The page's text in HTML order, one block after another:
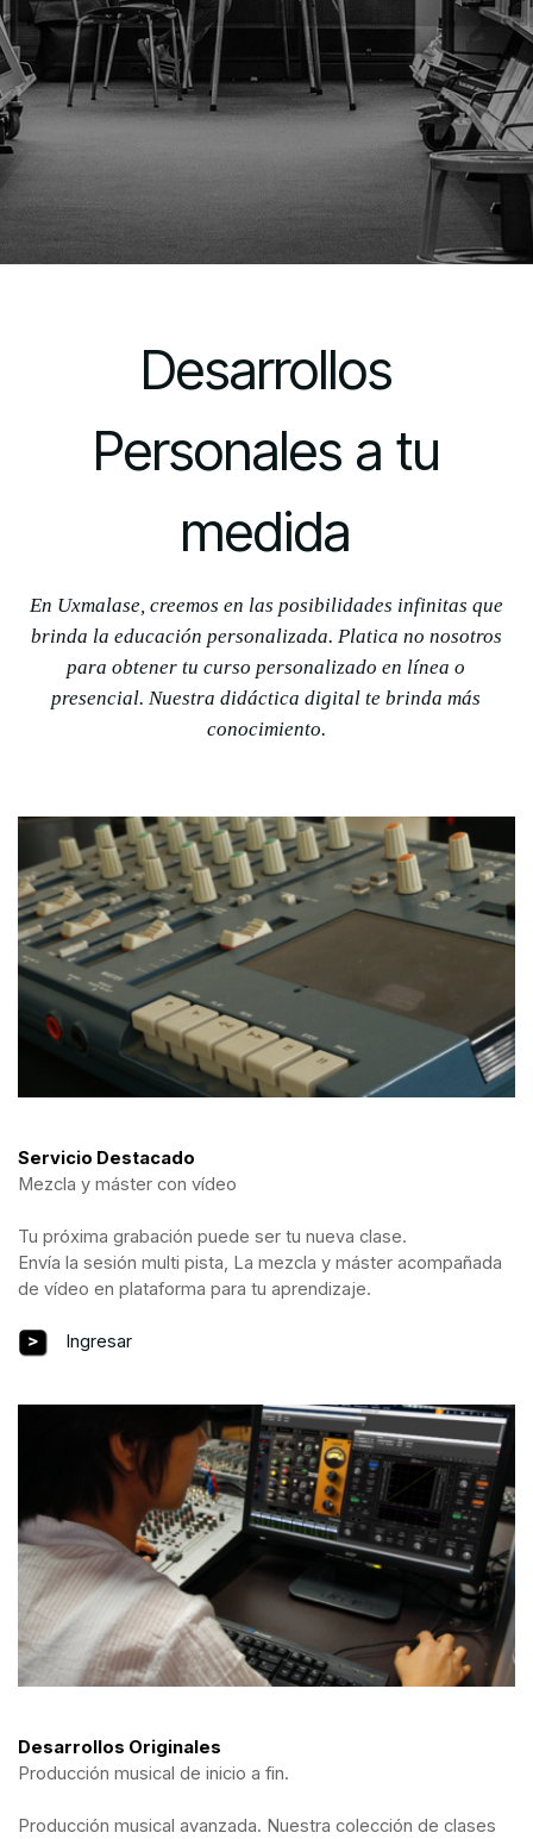
Desarrollos
Personales a tu
medida
En Uxmalase, creemos en las posibilidades infinitas que
brinda la educación personalizada. Platica no nosotros
para obtener tu curso personalizado en línea o
presencial. Nuestra didáctica digital te brinda más
conocimiento.
Servicio Destacado
Mezcla y máster con vídeo
Tu próxima grabación puede ser tu nueva clase.
Envía la sesión multi pista, La mezcla y máster acompañada
de vídeo en plataforma para tu aprendizaje.
Ingresar
Desarrollos Originales
Producción musical de inicio a fin.
Producción musical avanzada. Nuestra colección de clases